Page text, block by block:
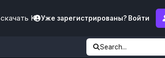
скачать KFУже зарегистрированы? Войти
Search...